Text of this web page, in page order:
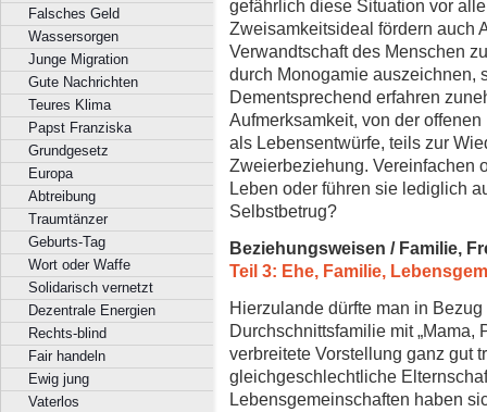
Falsches Geld
Wassersorgen
Junge Migration
Gute Nachrichten
Teures Klima
Papst Franziska
Grundgesetz
Europa
Abtreibung
Traumtänzer
Geburts-Tag
Wort oder Waffe
Solidarisch vernetzt
Dezentrale Energien
Rechts-blind
Fair handeln
Ewig jung
Vaterlos
gefährlich diese Situation vor
Zweisamkeitsideal fördern auch
Verwandtschaft des Menschen
durch Monogamie auszeichnen,
Dementsprechend erfahren
Aufmerksamkeit, von der
als Lebensentwürfe, teils zur
Zweierbeziehung. Vereinfachen
Leben oder führen sie lediglich
Selbstbetrug?
Beziehungsweisen / Familie,
Teil 3: Ehe, Familie,
Hierzulande dürfte man in
Durchschnittsfamilie mit „Mama,
verbreitete Vorstellung ganz gut
gleichgeschlechtliche
Lebensgemeinschaften haben